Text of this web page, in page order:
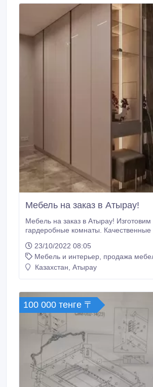
Мебель на заказ в Атырау!
Мебель на заказ в Атырау! Изготовим
гардеробные комнаты. Качественные
Рассрочка 0-0-12 KASPI, HALYK Для информации
пишите, звоните по номеру указанному в
объявлении.
23/10/2022 08:05
Мебель и интерьер, продажа
Казахстан, Атырау
100 000 тенге 〒